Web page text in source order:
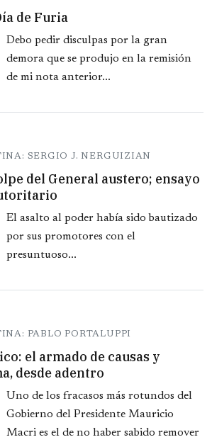
de Furia
Debo pedir disculpas por la gran
demora que se produjo en la remisión
de mi nota anterior...
SERGIO J. NERGUIZIAN
del General austero; ensayo
El asalto al poder había sido bautizado
por sus promotores con el
presuntuoso...
PABLO PORTALUPPI
el armado de causas y
desde adentro
Uno de los fracasos más rotundos del
Gobierno del Presidente Mauricio
Macri es el de no haber sabido remover